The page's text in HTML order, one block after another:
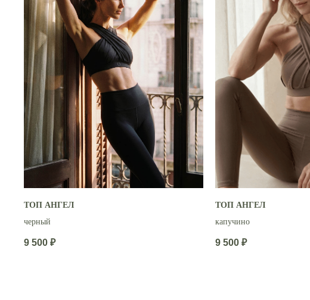
ТОП АНГЕЛ
черный
9 500 ₽
ТОП АНГЕЛ
капучино
9 500 ₽